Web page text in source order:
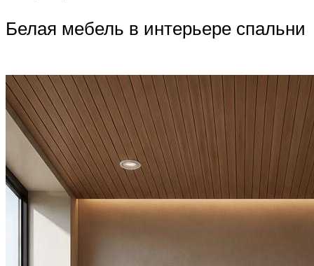
Белая мебель в интерьере спальни